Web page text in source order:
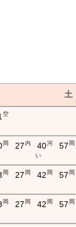
土
空
岡 27内 40河
い
57 岡
岡 27 岡 42 岡 57 岡
岡 27 岡 42 岡 57 岡